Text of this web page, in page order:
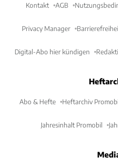
Kontakt AGB
Privacy Manager
Digital-Abo hier kündigen
Abo & Hefte Heftarchiv
Jahresinhalt Promobil